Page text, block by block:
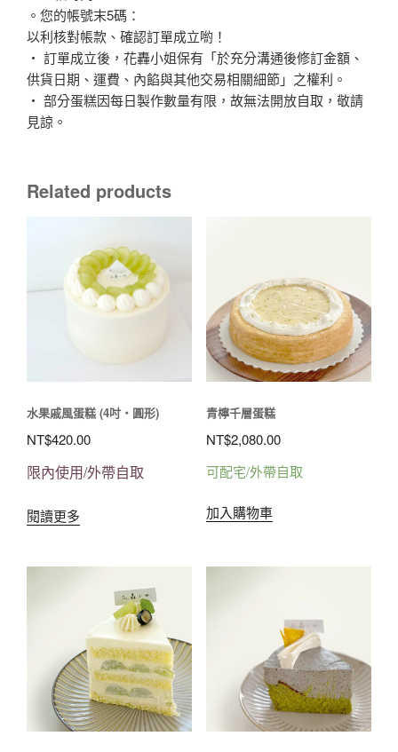
。您的帳號末5碼：
以利核對帳款、確認訂單成立喲！
‧ 訂單成立後，花轟小姐保有「於充分溝通後修訂金額、
供貨日期、運費、內餡與其他交易相關細節」之權利。
‧ 部分蛋糕因每日製作數量有限，故無法開放自取，敬請
見諒。
Related products
水果戚風蛋糕 (4吋‧圓形)
NT$420.00
限內使用/外帶自取
閱讀更多
青檸千層蛋糕
NT$2,080.00
可配宅/外帶自取
加入購物車